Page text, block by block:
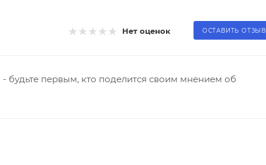
Нет оценок ОСТАВИТЬ ОТЗЫВ
будьте первым, кто поделится своим мнением об